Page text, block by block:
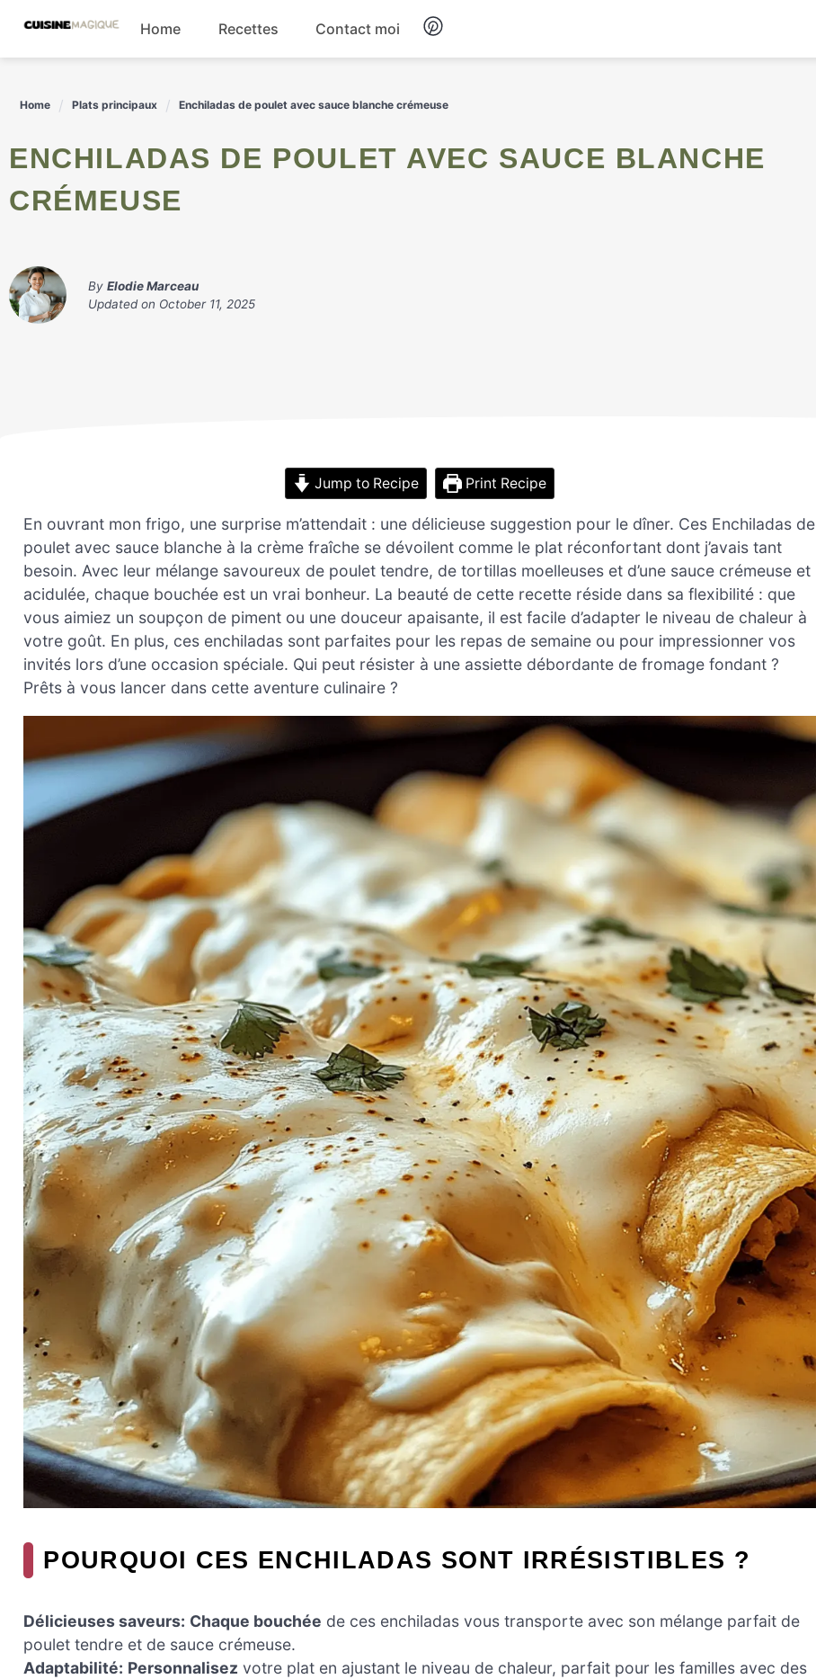
content
Home Recettes Contact moi
Home Plats principaux Enchiladas de poulet avec sauce blanche crémeuse
ENCHILADAS DE POULET AVEC SAUCE BLANCHE
CRÉMEUSE
By Elodie Marceau
Updated on October 11, 2025
Jump to Recipe Print Recipe
En ouvrant mon frigo, une surprise m’attendait : une délicieuse suggestion pour le dîner. Ces Enchiladas de
poulet avec sauce blanche à la crème fraîche se dévoilent comme le plat réconfortant dont j’avais tant
besoin. Avec leur mélange savoureux de poulet tendre, de tortillas moelleuses et d’une sauce crémeuse et
acidulée, chaque bouchée est un vrai bonheur. La beauté de cette recette réside dans sa flexibilité : que
vous aimiez un soupçon de piment ou une douceur apaisante, il est facile d’adapter le niveau de chaleur à
votre goût. En plus, ces enchiladas sont parfaites pour les repas de semaine ou pour impressionner vos
invités lors d’une occasion spéciale. Qui peut résister à une assiette débordante de fromage fondant ?
Prêts à vous lancer dans cette aventure culinaire ?
POURQUOI CES ENCHILADAS SONT IRRÉSISTIBLES ?
Délicieuses saveurs: Chaque bouchée de ces enchiladas vous transporte avec son mélange parfait de
poulet tendre et de sauce crémeuse.
Adaptabilité: Personnalisez votre plat en ajustant le niveau de chaleur, parfait pour les familles avec des